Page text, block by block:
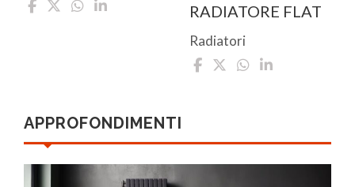
RADIATORE FLAT
Radiatori
APPROFONDIMENTI